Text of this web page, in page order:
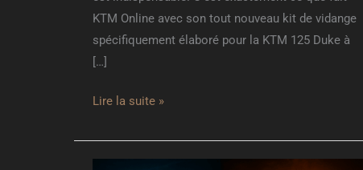
KTM Online avec son tout nouveau kit de vidange
spécifiquement élaboré pour la KTM 125 Duke à
[…]
Lire la suite »